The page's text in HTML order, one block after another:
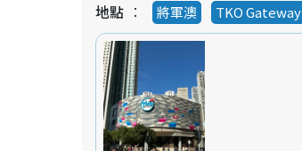
地點 將軍澳 TKO Gateway